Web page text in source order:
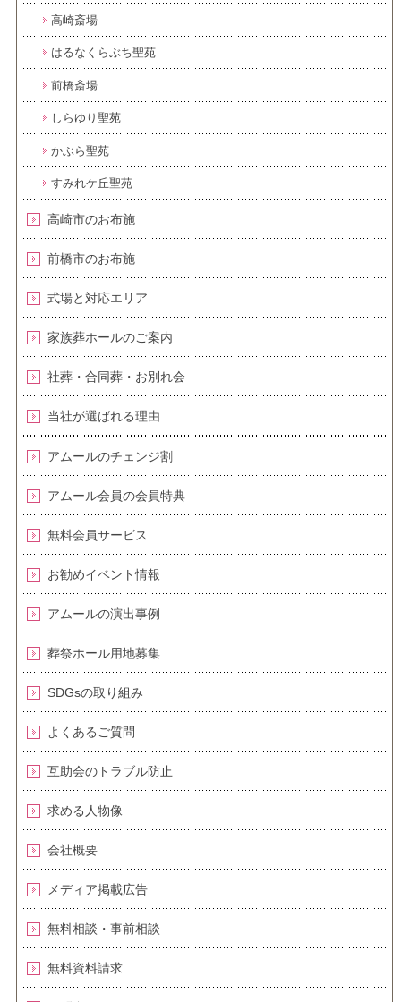
高崎斎場
はるなくらぶち聖苑
前橋斎場
しらゆり聖苑
かぶら聖苑
すみれケ丘聖苑
高崎市のお布施
前橋市のお布施
式場と対応エリア
家族葬ホールのご案内
社葬・合同葬・お別れ会
当社が選ばれる理由
アムールのチェンジ割
アムール会員の会員特典
無料会員サービス
お勧めイベント情報
アムールの演出事例
葬祭ホール用地募集
SDGsの取り組み
よくあるご質問
互助会のトラブル防止
求める人物像
会社概要
メディア掲載広告
無料相談・事前相談
無料資料請求